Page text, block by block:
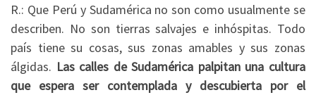
R.: Que Perú y Sudamérica no son como usualmente se
describen. No son tierras salvajes e inhóspitas. Todo
país tiene su cosas, sus zonas amables y sus zonas
álgidas. Las calles de Sudamérica palpitan una cultura
que espera ser contemplada y descubierta por el